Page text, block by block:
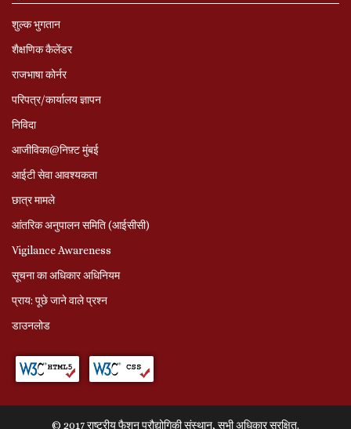
शुल्क भुगतान
शैक्षणिक कैलेंडर
राजभाषा कोर्नर
परिपत्र/कार्यालय ज्ञापन
निविदा
आजीविका@निफ़्ट मुंबई
आईटी सेवा आवश्यकता
छात्र मामले
आंतरिक अनुपालन समिति (आईसीसी)
Vigilance Awareness
सूचना का अधिकार अधिनियम
प्राय: पूछे जाने वाले प्रश्‍न
डाउनलोड
© 2017 राष्ट्रीय फैशन प्रौद्योगिकी संस्थान, सभी अधिकार सुरक्षित.